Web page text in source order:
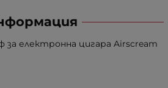
за електронна цигара Airscream